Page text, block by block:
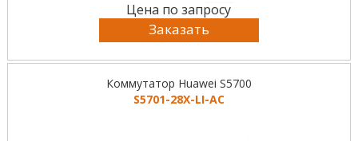
Цена по запросу
Заказать
Коммутатор Huawei S5700
S5701-28X-LI-AC